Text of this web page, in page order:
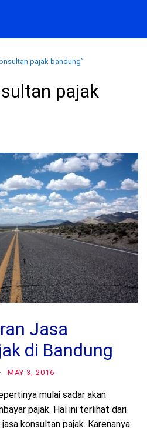
pajak bandung”
pajak
Jasa
di Bandung
· MAY 3, 2016
mulai sadar akan
pajak. Hal ini terlihat dari
konsultan pajak. Karenanya